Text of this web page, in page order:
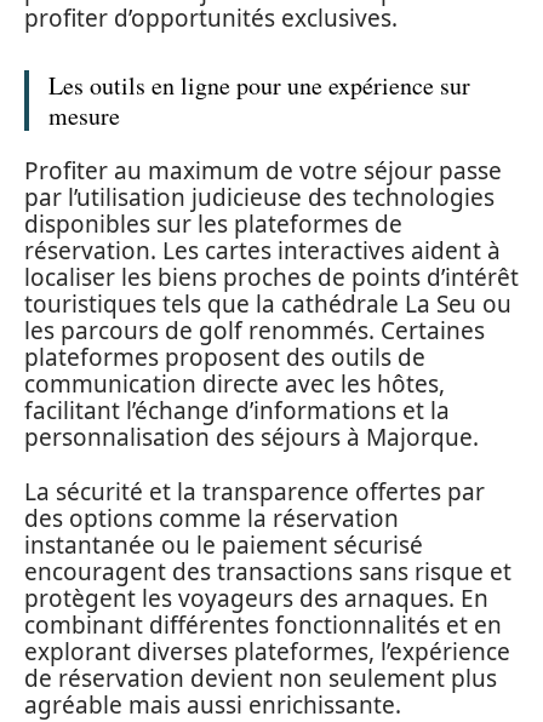
profiter d’opportunités exclusives.
Les outils en ligne pour une expérience sur
mesure
Profiter au maximum de votre séjour passe
par l’utilisation judicieuse des technologies
disponibles sur les plateformes de
réservation. Les cartes interactives aident à
localiser les biens proches de points d’intérêt
touristiques tels que la cathédrale La Seu ou
les parcours de golf renommés. Certaines
plateformes proposent des outils de
communication directe avec les hôtes,
facilitant l’échange d’informations et la
personnalisation des séjours à Majorque.
La sécurité et la transparence offertes par
des options comme la réservation
instantanée ou le paiement sécurisé
encouragent des transactions sans risque et
protègent les voyageurs des arnaques. En
combinant différentes fonctionnalités et en
explorant diverses plateformes, l’expérience
de réservation devient non seulement plus
agréable mais aussi enrichissante.